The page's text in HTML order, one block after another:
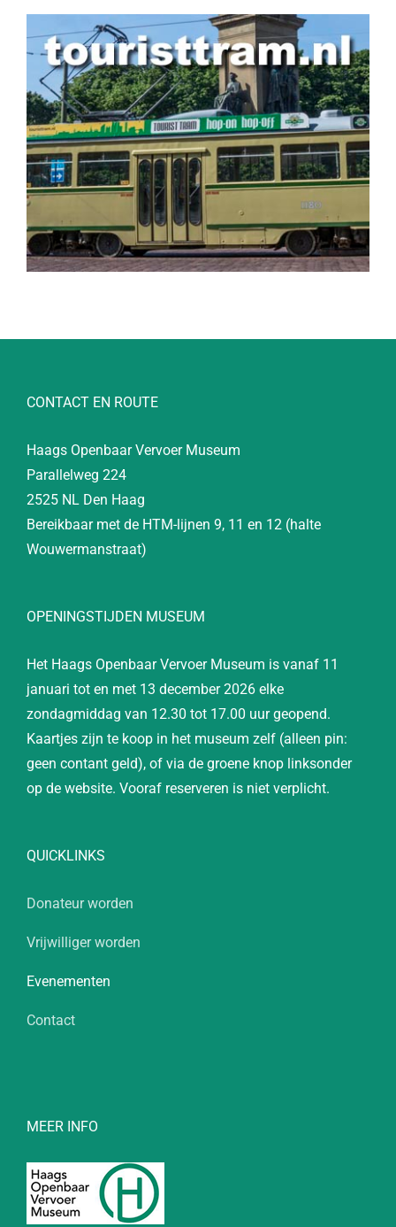
CONTACT EN ROUTE
Haags Openbaar Vervoer Museum
Parallelweg 224
2525 NL Den Haag
Bereikbaar met de HTM-lijnen 9, 11 en 12 (halte
Wouwermanstraat)
OPENINGSTIJDEN MUSEUM
Het Haags Openbaar Vervoer Museum is vanaf 11
januari tot en met 13 december 2026 elke
zondagmiddag van 12.30 tot 17.00 uur geopend.
Kaartjes zijn te koop in het museum zelf (alleen pin:
geen contant geld), of via de groene knop linksonder
op de website. Vooraf reserveren is niet verplicht.
QUICKLINKS
Donateur worden
Vrijwilliger worden
Evenementen
Contact
MEER INFO